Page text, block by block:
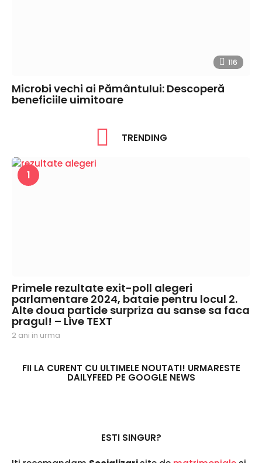
116
Microbi vechi ai Pământului: Descoperă
beneficiile uimitoare
TRENDING
1
Primele rezultate exit-poll alegeri
parlamentare 2024, bataie pentru locul 2.
Alte doua partide surpriza au sanse sa faca
pragul! – Live TEXT
2 ani in urma
i
FII LA CURENT CU ULTIMELE NOUTATI! URMARESTE
DAILYFEED PE GOOGLE NEWS
ESTI SINGUR?